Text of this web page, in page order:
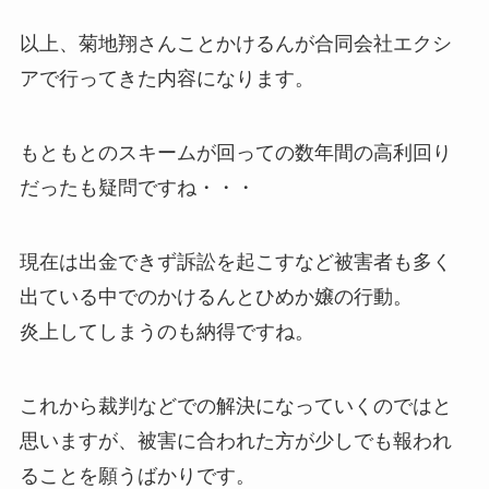
以上、菊地翔さんことかけるんが合同会社エクシ
アで行ってきた内容になります。
もともとのスキームが回っての数年間の高利回り
だったも疑問ですね・・・
現在は出金できず訴訟を起こすなど被害者も多く
出ている中でのかけるんとひめか嬢の行動。
炎上してしまうのも納得ですね。
これから裁判などでの解決になっていくのではと
思いますが、被害に合われた方が少しでも報われ
ることを願うばかりです。